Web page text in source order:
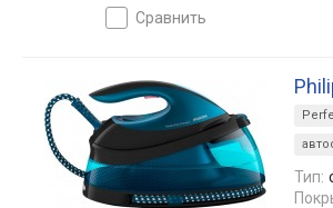
сравнить
Тип: